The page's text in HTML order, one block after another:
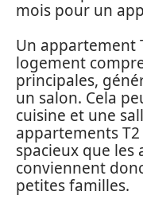
mois pour un
Un appartement
logement
principales,
un salon. Cela
cuisine et une
appartements
spacieux que les
conviennent
petites familles.